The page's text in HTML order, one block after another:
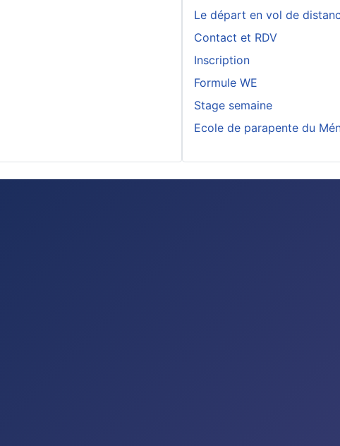
Le départ en vol de
Contact et RDV
Inscription
Formule WE
Stage semaine
Ecole de parapente du